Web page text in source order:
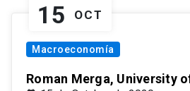
15 OCT
Macroeconomía
Roman Merga, University